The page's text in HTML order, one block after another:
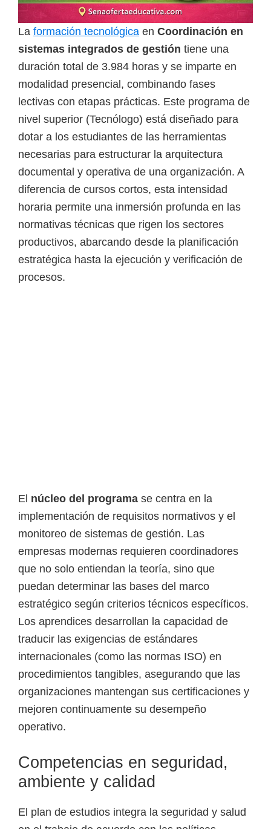
v
i
a
e
é
c
o
s
d
e
l
S
E
N
A
La formación tecnológica en Coordinación en
sistemas integrados de gestión tiene una
duración total de 3.984 horas y se imparte en
modalidad presencial, combinando fases
lectivas con etapas prácticas. Este programa de
nivel superior (Tecnólogo) está diseñado para
dotar a los estudiantes de las herramientas
necesarias para estructurar la arquitectura
documental y operativa de una organización. A
diferencia de cursos cortos, esta intensidad
horaria permite una inmersión profunda en las
normativas técnicas que rigen los sectores
productivos, abarcando desde la planificación
estratégica hasta la ejecución y verificación de
procesos.
El núcleo del programa se centra en la
implementación de requisitos normativos y el
monitoreo de sistemas de gestión. Las
empresas modernas requieren coordinadores
que no solo entiendan la teoría, sino que
puedan determinar las bases del marco
estratégico según criterios técnicos específicos.
Los aprendices desarrollan la capacidad de
traducir las exigencias de estándares
internacionales (como las normas ISO) en
procedimientos tangibles, asegurando que las
organizaciones mantengan sus certificaciones y
mejoren continuamente su desempeño
operativo.
Competencias en seguridad,
ambiente y calidad
El plan de estudios integra la seguridad y salud